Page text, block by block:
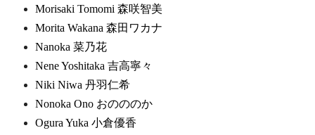
Morisaki Tomomi 森咲智美
Morita Wakana 森田ワカナ
Nanoka 菜乃花
Nene Yoshitaka 吉高寧々
Niki Niwa 丹羽仁希
Nonoka Ono おのののか
Ogura Yuka 小倉優香